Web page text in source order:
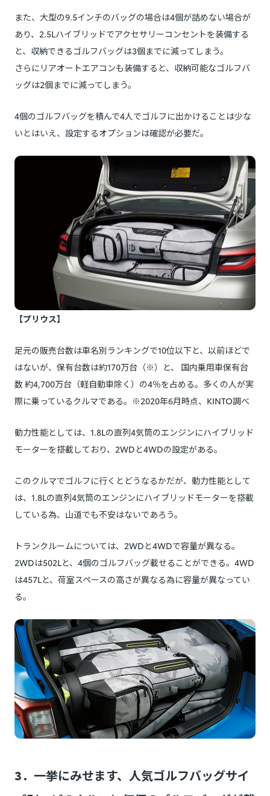
また、大型の9.5インチのバッグの場合は4個が詰めない場合が
あり、2.5Lハイブリッドでアクセサリーコンセントを装備する
と、収納できるゴルフバッグは3個までに減ってしまう。
さらにリアオートエアコンも装備すると、収納可能なゴルフバ
ッグは2個までに減ってしまう。
4個のゴルフバッグを積んで4人でゴルフに出かけることは少な
いとはいえ、設定するオプションは確認が必要だ。
【プリウス】
足元の販売台数は車名別ランキングで10位以下と、以前ほどで
はないが、保有台数は約170万台（※）と、 国内乗用車保有台
数 約4,700万台（軽自動車除く）の4％を占める。多くの人が実
際に乗っているクルマである。※2020年6月時点、KINTO調べ
動力性能としては、1.8Lの直列4気筒のエンジンにハイブリッド
モーターを搭載しており、2WDと4WDの設定がある。
このクルマでゴルフに行くとどうなるかだが、動力性能として
は、1.8Lの直列4気筒のエンジンにハイブリッドモーターを搭載
している為、山道でも不安はないであろう。
トランクルームについては、2WDと4WDで容量が異なる。
2WDは502Lと、4個のゴルフバッグ載せることができる。4WD
は457Lと、荷室スペースの高さが異なる為に容量が異なってい
る。
3．一挙にみせます、人気ゴルフバッグサイ